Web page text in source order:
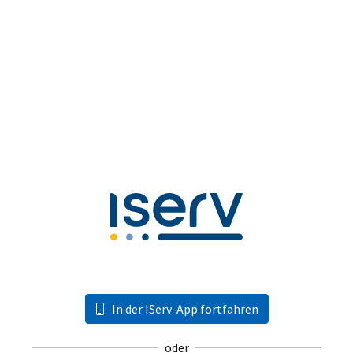
In der IServ-App fortfahren
oder